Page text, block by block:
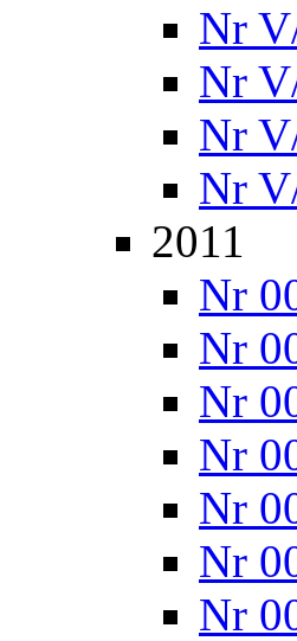
Nr
Nr
Nr
Nr
2011
Nr
Nr
Nr
Nr
Nr
Nr
Nr